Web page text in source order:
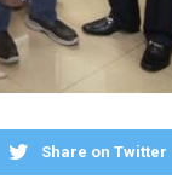
Share on Twitter